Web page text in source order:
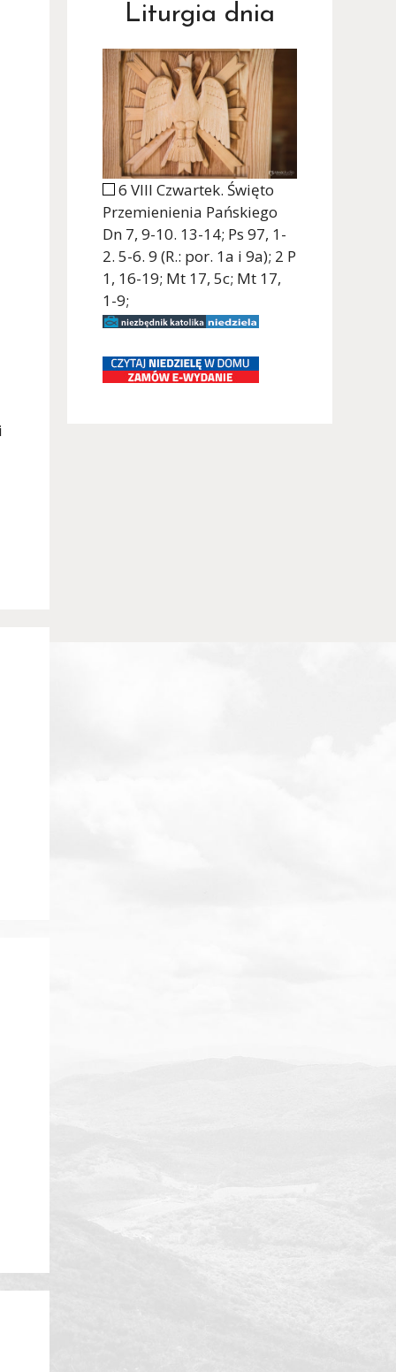
Liturgia dnia
6 VIII Czwartek. Święto
Przemienienia Pańskiego
Dn 7, 9-10. 13-14; Ps 97, 1-
2. 5-6. 9 (R.: por. 1a i 9a); 2 P
1, 16-19; Mt 17, 5c; Mt 17,
1-9;